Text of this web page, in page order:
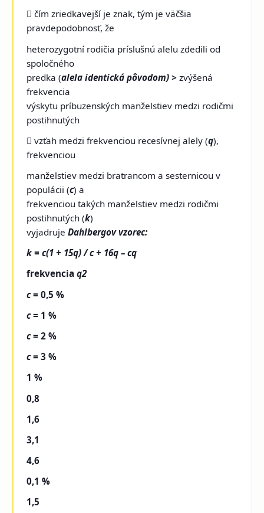
 čím zriedkavejší je znak, tým je väčšia
pravdepodobnosť, že
heterozygotní rodičia príslušnú alelu zdedili od
spoločného
predka (alela identická pôvodom) >zvýšená
frekvencia
výskytu príbuzenských manželstiev medzi rodičmi
postihnutých
 vzťah medzi frekvenciou recesívnej alely (q),
frekvenciou
manželstiev medzi bratrancom a sesternicou v
populácii (c) a
frekvenciou takých manželstiev medzi rodičmi
postihnutých (k)
vyjadrujeDahlbergov vzorec:
k = c(1 + 15q) / c + 16q – cq
frekvenciaq2
c= 0,5 %
c= 1 %
c= 2 %
c= 3 %
1 %
0,8
1,6
3,1
4,6
0,1 %
1,5